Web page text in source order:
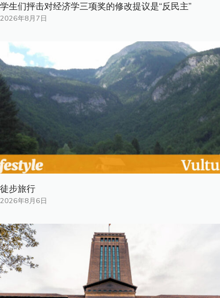
学生们抨击对经济学三项奖的修改提议是“反民主”
2026年8月7日
徒步旅行
2026年8月6日